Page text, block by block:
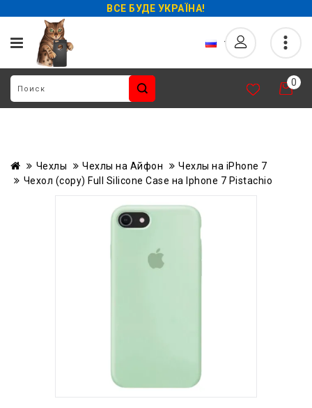
ВСЕ БУДЕ УКРАЇНА!
0
Чехлы Чехлы на Айфон
Чехлы на iPhone 7
Чехол (copy) Full Silicone Case на Iphone 7 Pistachio